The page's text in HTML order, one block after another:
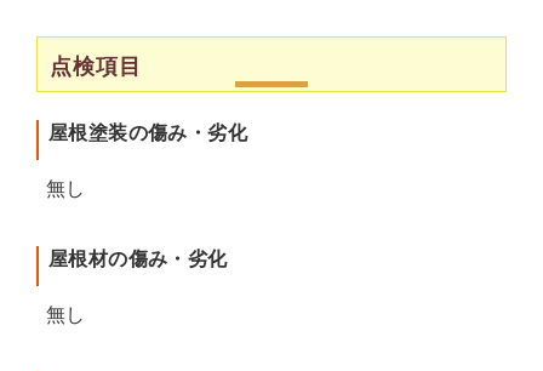
点検項目
屋根塗装の傷み・劣化
無し
屋根材の傷み・劣化
無し